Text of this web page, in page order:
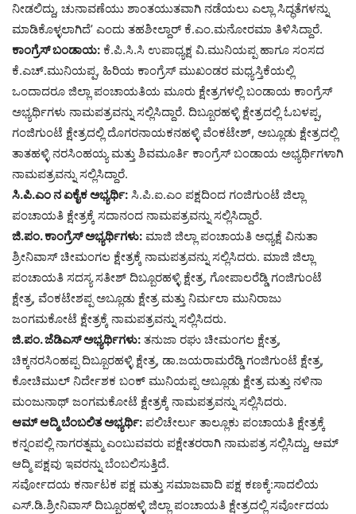
ನೀಡಲಿದ್ದು, ಚುನಾವಣೆಯು ಶಾಂತಯುತವಾಗಿ ನಡೆಯಲು ಎಲ್ಲಾ ಸಿದ್ಧತೆಗಳನ್ನು
ಮಾಡಿಕೊಳ್ಳಲಾಗಿದೆ’ ಎಂದು ತಹಶೀಲ್ದಾರ್ ಕೆ.ಎಂ.ಮನೋರಮಾ ತಿಳಿಸಿದ್ದಾರೆ.
ಕಾಂಗ್ರೆಸ್ ಬಂಡಾಯ: ಕೆ.ಪಿ.ಸಿ.ಸಿ ಉಪಾಧ್ಯಕ್ಷ ವಿ.ಮುನಿಯಪ್ಪ ಹಾಗೂ ಸಂಸದ
ಕೆ.ಎಚ್.ಮುನಿಯಪ್ಪ, ಹಿರಿಯ ಕಾಂಗ್ರೆಸ್ ಮುಖಂಡರ ಮಧ್ಯಸ್ತಿಕೆಯಲ್ಲಿ
ಒಂದಾದರೂ ಜಿಲ್ಲಾ ಪಂಚಾಯತಿಯ ಮೂರು ಕ್ಷೇತ್ರಗಳಲ್ಲಿ ಬಂಡಾಯ ಕಾಂಗ್ರೆಸ್
ಅಭ್ಯರ್ಥಿಗಳು ನಾಮಪತ್ರವನ್ನು ಸಲ್ಲಿಸಿದ್ದಾರೆ. ದಿಬ್ಬೂರಹಳ್ಳಿ ಕ್ಷೇತ್ರದಲ್ಲಿ ಓಬಳಪ್ಪ,
ಗಂಜಿಗುಂಟೆ ಕ್ಷೇತ್ರದಲ್ಲಿ ದೊಗರನಾಯಕನಹಳ್ಳಿ ವೆಂಕಟೇಶ್, ಅಬ್ಲೂಡು ಕ್ಷೇತ್ರದಲ್ಲಿ
ತಾತಹಳ್ಳಿ ನರಸಿಂಹಯ್ಯ ಮತ್ತು ಶಿವಮೂರ್ತಿ ಕಾಂಗ್ರೆಸ್ ಬಂಡಾಯ ಅಭ್ಯರ್ಥಿಗಳಾಗಿ
ನಾಮಪತ್ರವನ್ನು ಸಲ್ಲಿಸಿದ್ದಾರೆ.
ಸಿ.ಪಿ.ಎಂ ನ ಏಕೈಕ ಅಭ್ಯರ್ಥಿ: ಸಿ.ಪಿ.ಐ.ಎಂ ಪಕ್ಷದಿಂದ ಗಂಜಿಗುಂಟೆ ಜಿಲ್ಲಾ
ಪಂಚಾಯತಿ ಕ್ಷೇತ್ರಕ್ಕೆ ಸದಾನಂದ ನಾಮಪತ್ರವನ್ನು ಸಲ್ಲಿಸಿದ್ದಾರೆ.
ಜಿ.ಪಂ. ಕಾಂಗ್ರೆಸ್ ಅಭ್ಯರ್ಥಿಗಳು: ಮಾಜಿ ಜಿಲ್ಲಾ ಪಂಚಾಯತಿ ಅಧ್ಯಕ್ಷೆ ವಿನುತಾ
ಶ್ರೀನಿವಾಸ್ ಚೀಮಂಗಲ ಕ್ಷೇತ್ರಕ್ಕೆ ನಾಮಪತ್ರವನ್ನು ಸಲ್ಲಿಸಿದರು. ಮಾಜಿ ಜಿಲ್ಲಾ
ಪಂಚಾಯತಿ ಸದಸ್ಯ ಸತೀಶ್ ದಿಬ್ಬೂರಹಳ್ಳಿ ಕ್ಷೇತ್ರ, ಗೋಪಾಲರೆಡ್ಡಿ ಗಂಜಿಗುಂಟೆ
ಕ್ಷೇತ್ರ, ವೆಂಕಟೇಶಪ್ಪ ಅಬ್ಲೂಡು ಕ್ಷೇತ್ರ ಮತ್ತು ನಿರ್ಮಲಾ ಮುನಿರಾಜು
ಜಂಗಮಕೋಟೆ ಕ್ಷೇತ್ರಕ್ಕೆ ನಾಮಪತ್ರವನ್ನು ಸಲ್ಲಿಸಿದರು.
ಜಿ.ಪಂ. ಜೆಡಿಎಸ್ ಅಭ್ಯರ್ಥಿಗಳು: ತನುಜಾ ರಘು ಚೀಮಂಗಲ ಕ್ಷೇತ್ರ,
ಚಿಕ್ಕನರಸಿಂಹಪ್ಪ ದಿಬ್ಬೂರಹಳ್ಳಿ ಕ್ಷೇತ್ರ, ಡಾ.ಜಯರಾಮರೆಡ್ಡಿ ಗಂಜಿಗುಂಟೆ ಕ್ಷೇತ್ರ,
ಕೋಚಿಮುಲ್ ನಿರ್ದೇಶಕ ಬಂಕ್ ಮುನಿಯಪ್ಪ ಅಬ್ಲೂಡು ಕ್ಷೇತ್ರ ಮತ್ತು ನಳಿನಾ
ಮಂಜುನಾಥ್ ಜಂಗಮಕೋಟೆ ಕ್ಷೇತ್ರಕ್ಕೆ ನಾಮಪತ್ರವನ್ನು ಸಲ್ಲಿಸಿದರು.
ಆಮ್ ಆದ್ಮಿ ಬೆಂಬಲಿತ ಅಭ್ಯರ್ಥಿ: ಪಲಿಚೇರ್ಲು ತಾಲ್ಲೂಕು ಪಂಚಾಯತಿ ಕ್ಷೇತ್ರಕ್ಕೆ
ಕನ್ನಂಪಲ್ಲಿ ನಾಗರತ್ನಮ್ಮ ಎಂಬುವವರು ಪಕ್ಷೇತರರಾಗಿ ನಾಮಪತ್ರ ಸಲ್ಲಿಸಿದ್ದು, ಆಮ್
ಆದ್ಮಿ ಪಕ್ಷವು ಇವರನ್ನು ಬೆಂಬಲಿಸುತ್ತಿದೆ.
ಸರ್ವೋದಯ ಕರ್ನಾಟಕ ಪಕ್ಷ ಮತ್ತು ಸಮಾಜವಾದಿ ಪಕ್ಷ ಕಣಕ್ಕೆ:ಸಾದಲಿಯ
ಎಸ್.ಡಿ.ಶ್ರೀನಿವಾಸ್ ದಿಬ್ಬೂರಹಳ್ಳಿ ಜಿಲ್ಲಾ ಪಂಚಾಯತಿ ಕ್ಷೇತ್ರದಲ್ಲಿ ಸರ್ವೋದಯ